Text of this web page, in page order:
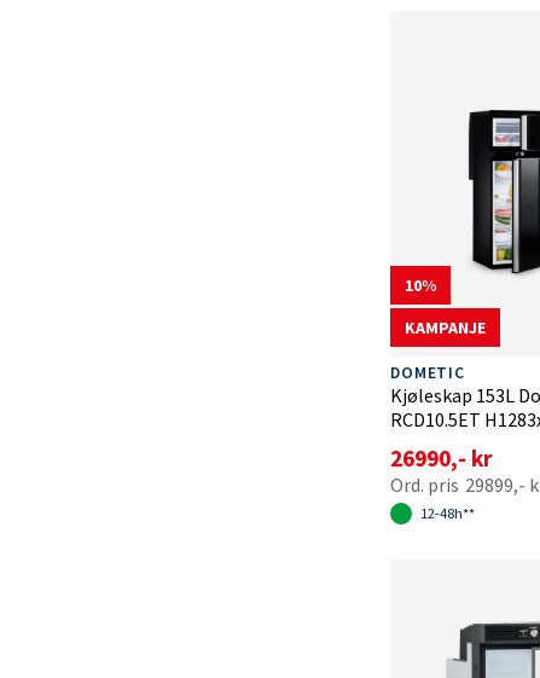
10
KAMPANJE
DOMETIC
Kjøleskap 153L
RCD10.5ET
26990,- kr
29899,-
12-48h**